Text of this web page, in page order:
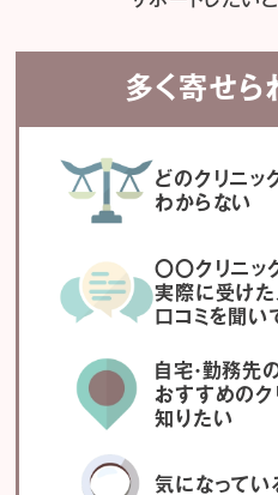
多く寄せら
どのクリニッ
わからない
〇〇クリニッ
実際に受けた
口コミを聞い
自宅・勤務先
おすすめのク
知りたい
気になってい